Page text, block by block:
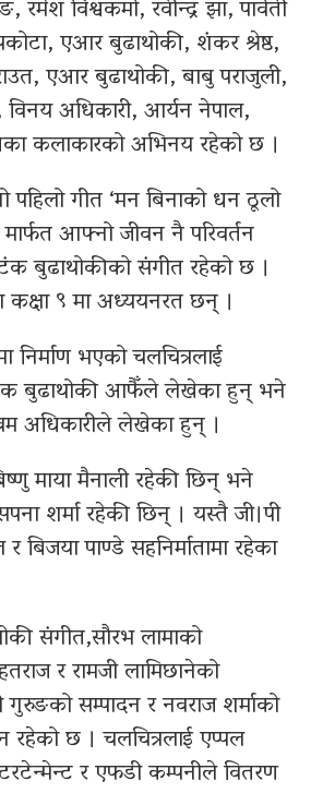
रमेश विश्वकर्मा, रवीन्द्र झा, पार्वती
एआर बुढाथोकी, शंकर श्रेष्ठ,
राउत, एआर बुढाथोकी, बाबु पराजुली,
विनय अधिकारी, आर्यन नेपाल,
कलाकारको अभिनय रहेको छ ।
गीत ‘मन बिनाको धन ठूलो
आफ्नो जीवन नै परिवर्तन
बुढाथोकीको संगीत रहेको छ ।
कक्षा ९ मा अध्ययनरत छन् ।
निर्माण भएको चलचित्रलाई
टंक बुढाथोकी आफैँले लेखेका हुन् भने
अधिकारीले लेखेका हुन् ।
माया मैनाली रहेकी छिन् भने
सपना शर्मा रहेकी छिन् । यस्तै जी।पी
बिजया पाण्डे सहनिर्मातामा रहेका
संगीत,सौरभ लामाको
र रामजी लामिछानेको
गुरुङको सम्पादन र नवराज शर्माको
छ । चलचित्रलाई एप्पल
र एफडी कम्पनीले वितरण